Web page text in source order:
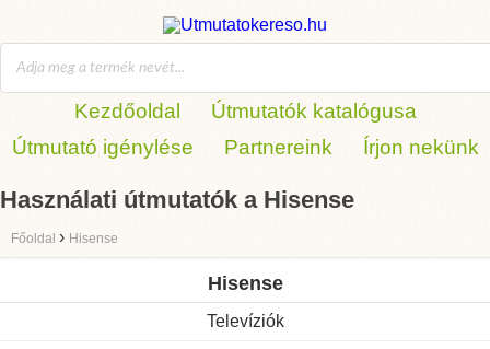
Kezdőoldal
Útmutatók katalógusa
Útmutató igénylése
Partnereink Írjon nekünk
Használati útmutatók a Hisense
Főoldal › Hisense
Hisense
Televíziók